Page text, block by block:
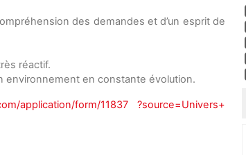
des demandes et d’un esprit de
réactif.
environnement en constante évolution.
application/form/11837 ?source=Univers+